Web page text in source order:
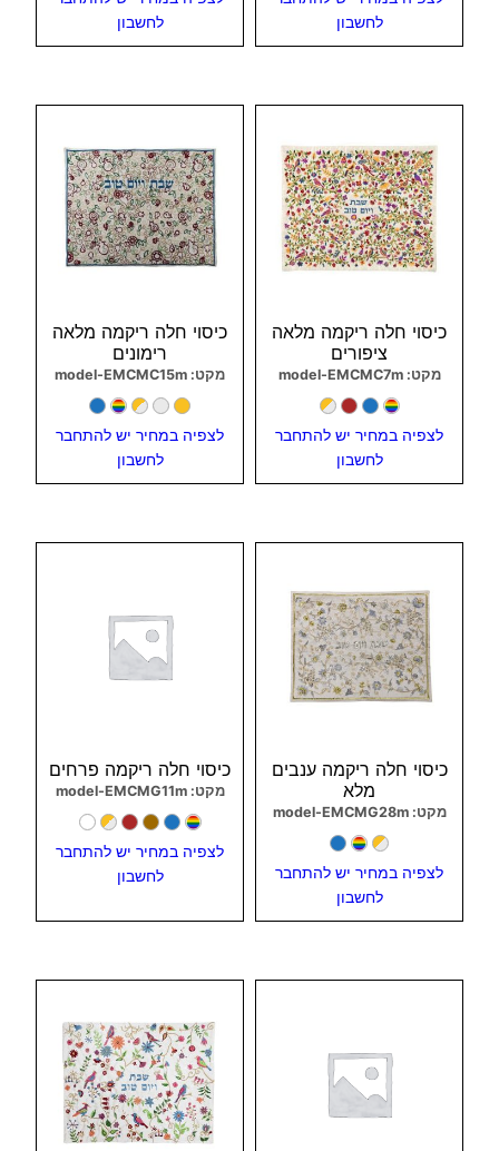
לחשבון
לחשבון
כיסוי חלה ריקמה מלאה
ציפורים
מקט: model-EMCMC7m
לצפיה במחיר יש להתחבר
לחשבון
כיסוי חלה ריקמה מלאה
רימונים
מקט: model-EMCMC15m
לצפיה במחיר יש להתחבר
לחשבון
כיסוי חלה ריקמה ענבים
מלא
מקט: model-EMCMG28m
לצפיה במחיר יש להתחבר
לחשבון
כיסוי חלה ריקמה פרחים
מקט: model-EMCMG11m
לצפיה במחיר יש להתחבר
לחשבון